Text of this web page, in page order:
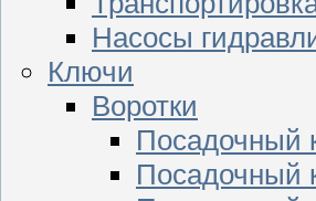
Насосы
Ключи
Воротки
Посадочный
Посадочный